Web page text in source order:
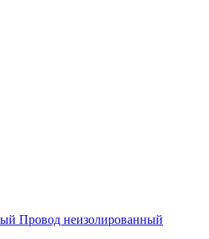
Провод неизолированный